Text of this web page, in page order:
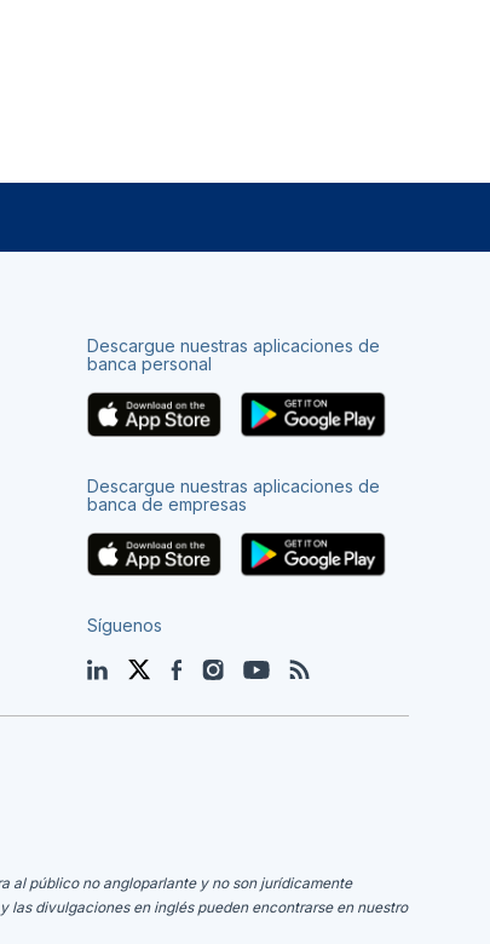
Descargue nuestras aplicaciones de
banca personal
Descargue nuestras aplicaciones de
banca de empresas
Síguenos
LinkedInTwitterFacebook
InstagramYouTube
Blog
al público no angloparlante y no son jurídicamente
las divulgaciones en inglés pueden encontrarse en nuestro